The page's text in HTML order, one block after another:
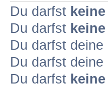
Du darfst keine
Du darfst keine
Du darfst
Du darfst
Du darfst keine